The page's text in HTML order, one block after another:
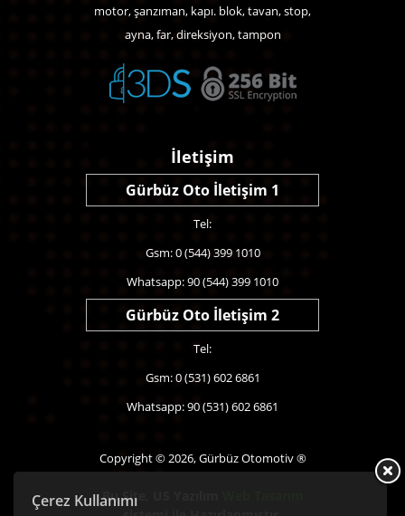
Çerez Kullanımı
motor, şanzıman, kapı. blok, tavan, stop,
ayna, far, direksiyon, tampon
İletişim
Gürbüz Oto İletişim 1
Tel:
Gsm: 0 (544) 399 1010
Whatsapp: 90 (544) 399 1010
Gürbüz Oto İletişim 2
Tel:
Gsm: 0 (531) 602 6861
Whatsapp: 90 (531) 602 6861
Copyright © 2026, Gürbüz Otomotiv ®
Bu Site,